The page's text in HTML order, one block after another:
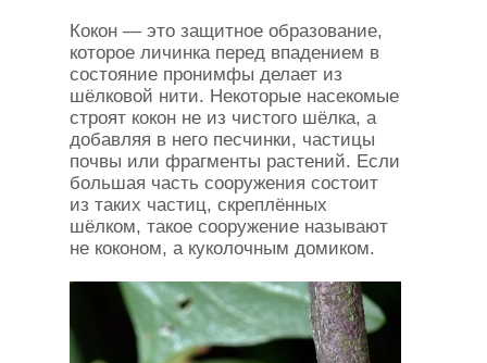
Кокон — это защитное образование,
которое личинка перед впадением в
состояние пронимфы делает из
шёлковой нити. Некоторые насекомые
строят кокон не из чистого шёлка, а
добавляя в него песчинки, частицы
почвы или фрагменты растений. Если
большая часть сооружения состоит
из таких частиц, скреплённых
шёлком, такое сооружение называют
не коконом, а куколочным домиком.